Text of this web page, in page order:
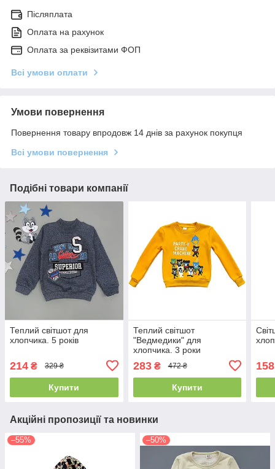
Післяплата
Оплата на рахунок
Оплата за реквізитами ФОП
Всі умови оплати
Умови повернення
Повернення товару впродовж 14 днів за рахунок покупця
Всі умови повернення
Подібні товари компанії
Теплий світшот для
хлопчика. 5 років
214 ₴ 329 ₴
Купити
Теплий світшот
"Ведмедики" для
хлопчика. 3 роки
283₴ 472 ₴
Купити
158
Акційні пропозиції та новинки
–55% –50%